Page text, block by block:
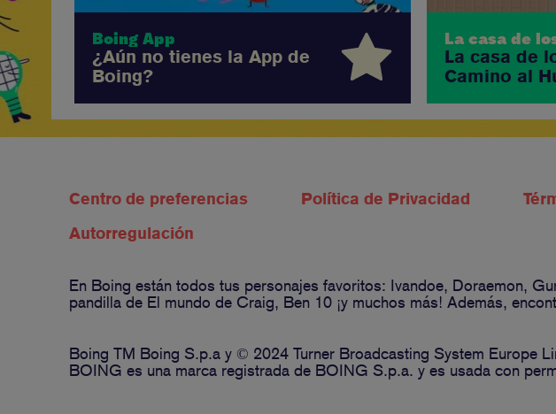
Boing App
¿Aún no tienes la App de
Boing?
La casa de
La casa de
Camino al
Centro de preferencias Política de Privacidad
Autorregulación
En Boing están todos tus personajes favoritos: Ivandoe, Doraemon,
pandilla de El mundo de Craig, Ben 10 ¡y muchos más! Además,
Boing TM Boing S.p.a y © 2024 Turner Broadcasting System Europe
BOING es una marca registrada de BOING S.p.a. y es usada con